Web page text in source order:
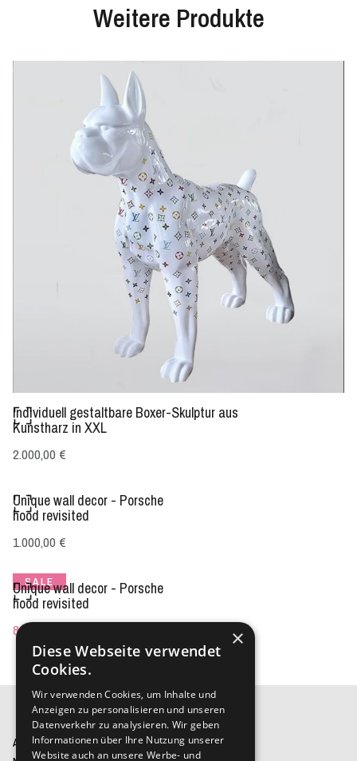
Weitere Produkte
Individuell gestaltbare Boxer-Skulptur aus
Kunstharz in XXL
2.000,00 €
Unique wall decor - Porsche
hood revisited
1.000,00 €
SALE
Unique wall decor - Porsche
hood revisited
800,00 €
Artrium by EVERGLADE GMBH
×
Diese Webseite verwendet
Cookies.
Wir verwenden Cookies, um Inhalte und
Anzeigen zu personalisieren und unseren
Datenverkehr zu analysieren. Wir geben
Informationen über Ihre Nutzung unserer
Website auch an unsere Werbe- und